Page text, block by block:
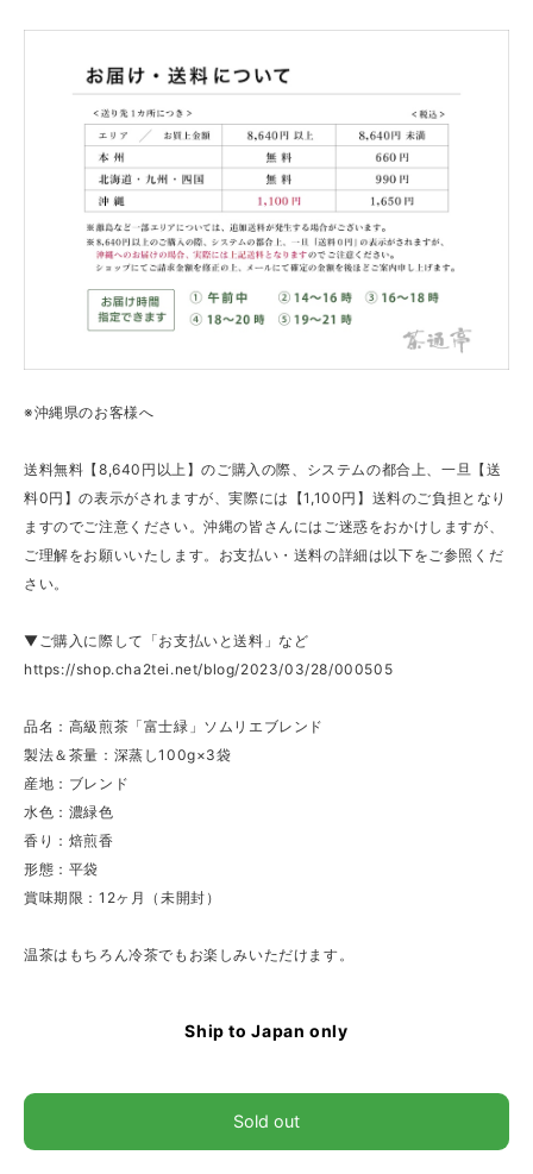
※沖縄県のお客様へ
送料無料【8,640円以上】のご購入の際、システムの都合上、一旦【送
料0円】の表示がされますが、実際には【1,100円】送料のご負担となり
ますのでご注意ください。沖縄の皆さんにはご迷惑をおかけしますが、
ご理解をお願いいたします。お支払い・送料の詳細は以下をご参照くだ
さい。
▼ご購入に際して「お支払いと送料」など
https://shop.cha2tei.net/blog/2023/03/28/000505
品名：高級煎茶「富士緑」ソムリエブレンド
製法＆茶量：深蒸し100g×3袋
産地：ブレンド
水色：濃緑色
香り：焙煎香
形態：平袋
賞味期限：12ヶ月（未開封）
温茶はもちろん冷茶でもお楽しみいただけます。
Ship to Japan only
Sold out